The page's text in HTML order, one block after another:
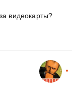
видеокарты?